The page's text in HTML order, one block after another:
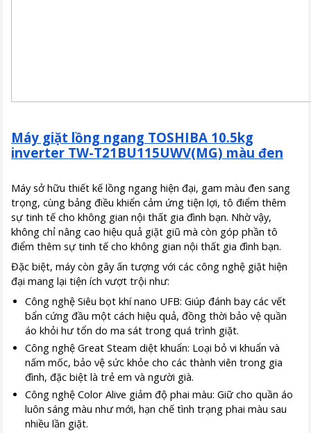
Máy giặt lồng ngang TOSHIBA 10.5kg
inverter TW-T21BU115UWV(MG) màu đen
Máy sở hữu thiết kế lồng ngang hiện đại, gam màu đen sang
trọng, cùng bảng điều khiển cảm ứng tiện lợi, tô điểm thêm
sự tinh tế cho không gian nội thất gia đình bạn. Nhờ vậy,
không chỉ nâng cao hiệu quả giặt giũ mà còn góp phần tô
điểm thêm sự tinh tế cho không gian nội thất gia đình bạn.
Đặc biệt, máy còn gây ấn tượng với các công nghệ giặt hiện
đại mang lại tiện ích vượt trội như:
Công nghệ Siêu bọt khí nano UFB: Giúp đánh bay các vết
bẩn cứng đầu một cách hiệu quả, đồng thời bảo vệ quần
áo khỏi hư tổn do ma sát trong quá trình giặt.
Công nghệ Great Steam diệt khuẩn: Loại bỏ vi khuẩn và
nấm mốc, bảo vệ sức khỏe cho các thành viên trong gia
đình, đặc biệt là trẻ em và người già.
Công nghệ Color Alive giảm độ phai màu: Giữ cho quần áo
luôn sáng màu như mới, hạn chế tình trạng phai màu sau
nhiều lần giặt.